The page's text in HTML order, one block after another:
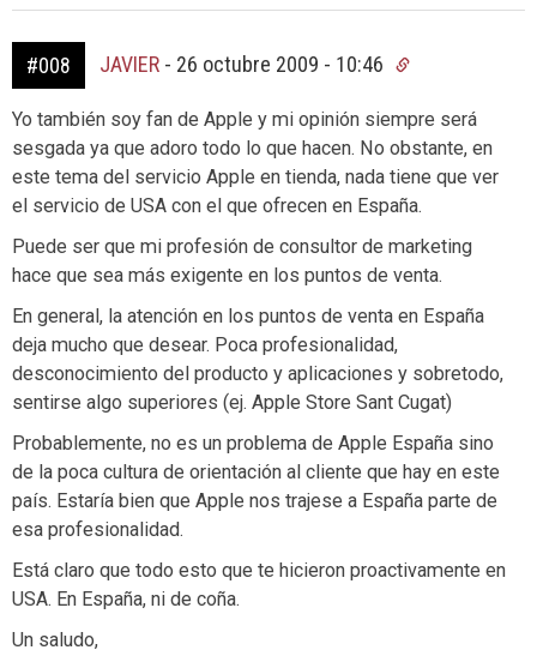
#008 JAVIER - 26 octubre 2009 - 10:46
Yo también soy fan de Apple y mi opinión siempre será
sesgada ya que adoro todo lo que hacen. No obstante, en
este tema del servicio Apple en tienda, nada tiene que ver
el servicio de USA con el que ofrecen en España.
Puede ser que mi profesión de consultor de marketing
hace que sea más exigente en los puntos de venta.
En general, la atención en los puntos de venta en España
deja mucho que desear. Poca profesionalidad,
desconocimiento del producto y aplicaciones y sobretodo,
sentirse algo superiores (ej. Apple Store Sant Cugat)
Probablemente, no es un problema de Apple España sino
de la poca cultura de orientación al cliente que hay en este
país. Estaría bien que Apple nos trajese a España parte de
esa profesionalidad.
Está claro que todo esto que te hicieron proactivamente en
USA. En España, ni de coña.
Un saludo,